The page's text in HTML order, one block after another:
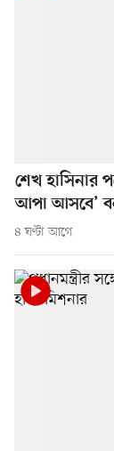
শেখ হাসিনার
আপা আসবে’
৪ ঘণ্টা আগে